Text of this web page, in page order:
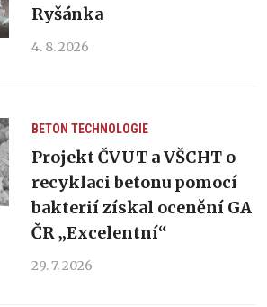
Ryšánka
4. 8. 2026
BETON TECHNOLOGIE
Projekt ČVUT a VŠCHT o
recyklaci betonu pomocí
bakterií získal ocenění GA
ČR „Excelentní“
29. 7. 2026